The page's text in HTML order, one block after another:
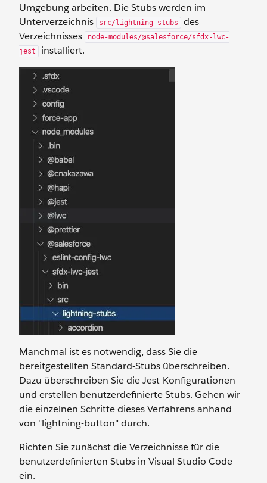
Umgebung arbeiten. Die Stubs werden im
Unterverzeichnis
src/lightning-stubs
des
Verzeichnisses
node-modules/@salesforce/sfdx-lwc-
jest
installiert.
Manchmal ist es notwendig, dass Sie die
bereitgestellten Standard-Stubs überschreiben.
Dazu überschreiben Sie die Jest-Konfigurationen
und erstellen benutzerdefinierte Stubs. Gehen wir
die einzelnen Schritte dieses Verfahrens anhand
von "lightning-button" durch.
Richten Sie zunächst die Verzeichnisse für die
benutzerdefinierten Stubs in Visual Studio Code
ein.